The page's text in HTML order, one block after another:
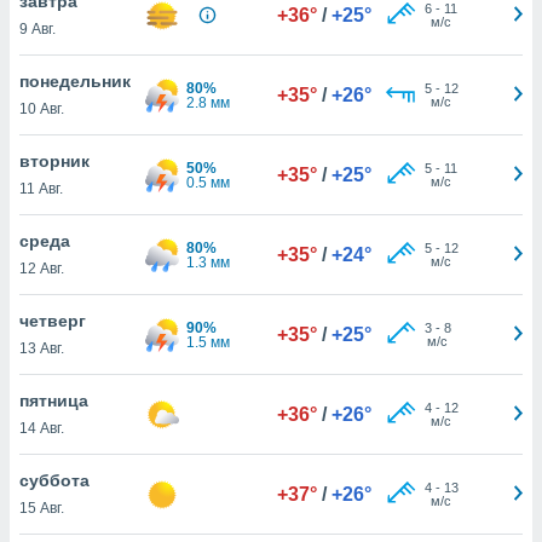
действия
на веб-
основе.
нашей
cookie
в
ВЫ
9 Авг.
+36° / +25° 6- 11
м/с
понедельник
10 Авг.
80%
2.8 мм
+35° / +26° 5- 12
м/с
вторник
11 Авг.
50%
0.5 мм
+35° / +25° 5- 11
м/с
среда
12 Авг.
80%
1.3 мм
+35° / +24° 5- 12
м/с
четверг
13 Авг.
90%
1.5 мм
+35° / +25° 3- 8
м/с
пятница
14 Авг.
+36° / +26° 4- 12
м/с
суббота
15 Авг.
+37° / +26° 4- 13
м/с